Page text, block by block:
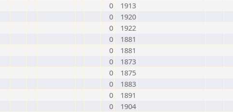
0
1913
0
1920
0
1922
0
1881
0
1881
0
1873
0
1875
0
1883
0
1891
0
1904